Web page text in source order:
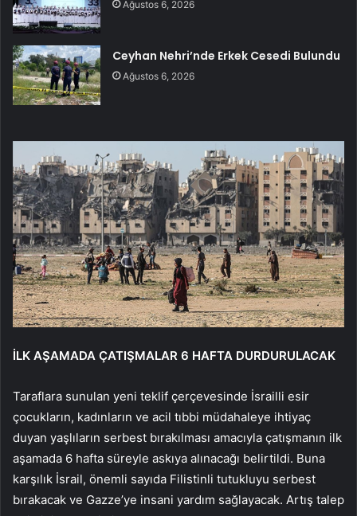
Ağustos 6, 2026
Ceyhan Nehri’nde Erkek Cesedi Bulundu
Ağustos 6, 2026
İLK AŞAMADA ÇATIŞMALAR 6 HAFTA DURDURULACAK
Taraflara sunulan yeni teklif çerçevesinde İsrailli esir
çocukların, kadınların ve acil tıbbi müdahaleye ihtiyaç
duyan yaşlıların serbest bırakılması amacıyla çatışmanın ilk
aşamada 6 hafta süreyle askıya alınacağı belirtildi. Buna
karşılık İsrail, önemli sayıda Filistinli tutukluyu serbest
bırakacak ve Gazze’ye insani yardım sağlayacak. Artış talep